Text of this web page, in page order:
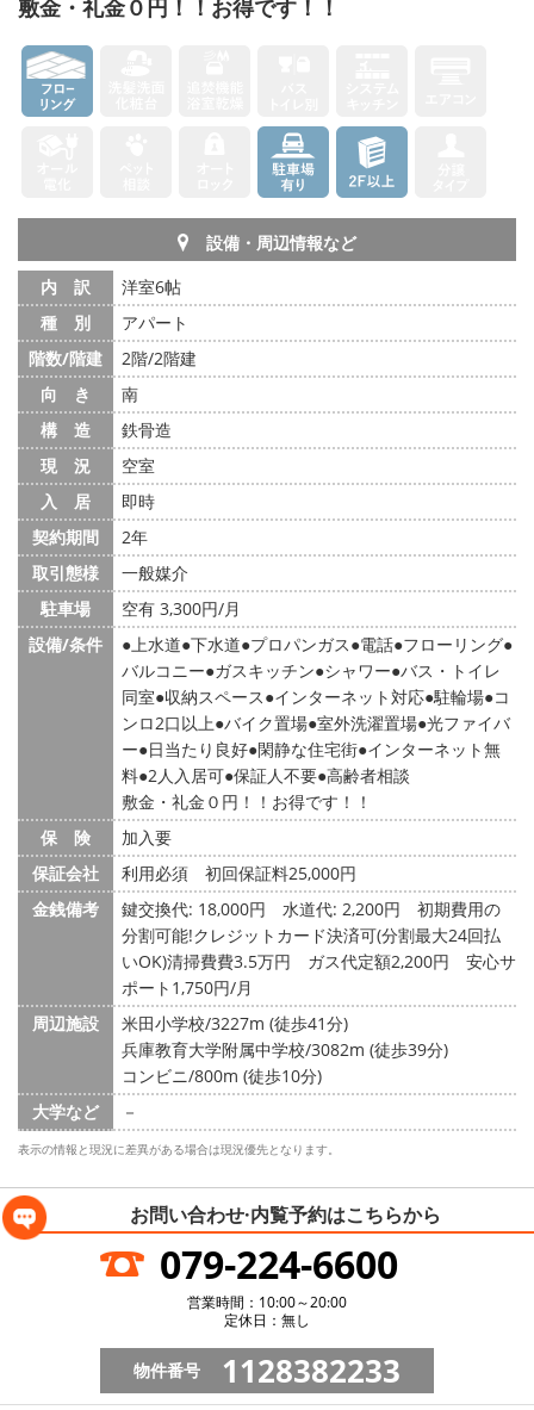
敷金・礼金０円！！お得です！！
設備・周辺情報など
内 訳
洋室6帖
種 別
アパート
階数/階建
2階/2階建
向 き
南
構 造
鉄骨造
現 況
空室
入 居
即時
契約期間
2年
取引態様
一般媒介
駐車場
空有 3,300円/月
設備/条件
上水道 下水道 プロパンガス 電話 フローリング
バルコニー ガスキッチン シャワー バス・トイレ
同室 収納スペース インターネット対応 駐輪場 コ
ンロ2口以上 バイク置場 室外洗濯置場 光ファイバ
ー 日当たり良好 閑静な住宅街 インターネット無
料 2人入居可 保証人不要 高齢者相談
敷金・礼金０円！！お得です！！
保 険
加入要
保証会社
利用必須 初回保証料25,000円
金銭備考
鍵交換代: 18,000円 水道代: 2,200円
初期費用の
分割可能!クレジットカード決済可(分割最大24回払
いOK)清掃費費3.5万円 ガス代定額2,200円 安心サ
ポート1,750円/月
周辺施設
米田小学校/3227m (徒歩41分)
兵庫教育大学附属中学校/3082m (徒歩39分)
コンビニ/800m (徒歩10分)
大学など
－
表示の情報と現況に差異がある場合は現況優先となります。
お問い合わせ·内覧予約はこちらから
079-224-6600
営業時間：10:00～20:00
定休日：無し
物件番号 1128382233